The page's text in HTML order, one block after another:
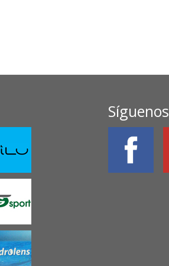
Síguenos